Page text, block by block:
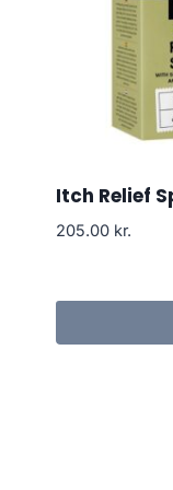
Itch Relief
205.00 kr.